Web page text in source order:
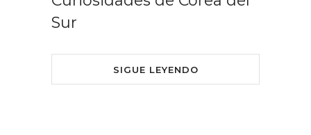
Sur
SIGUE LEYENDO